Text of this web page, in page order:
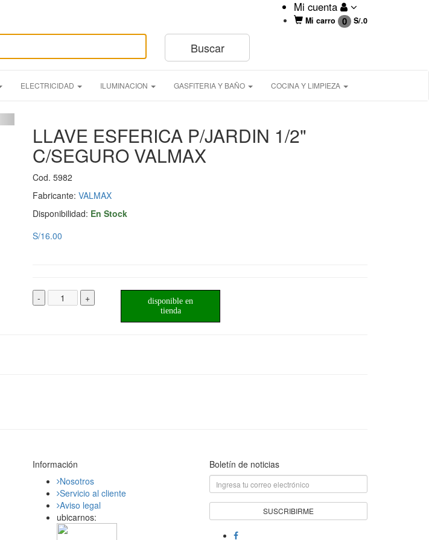
Mi cuenta
Mi carro 0 S/.0
ELECTRICIDAD ILUMINACION GASFITERIA Y BAÑO COCINA Y LIMPIEZA
LLAVE ESFERICA P/JARDIN 1/2"
C/SEGURO VALMAX
Cod. 5982
Fabricante: VALMAX
Disponibilidad: En Stock
S/16.00
- +
disponible en
tienda
Información
Nosotros
Servicio al cliente
Aviso legal
ubicarnos:
Boletín de noticias